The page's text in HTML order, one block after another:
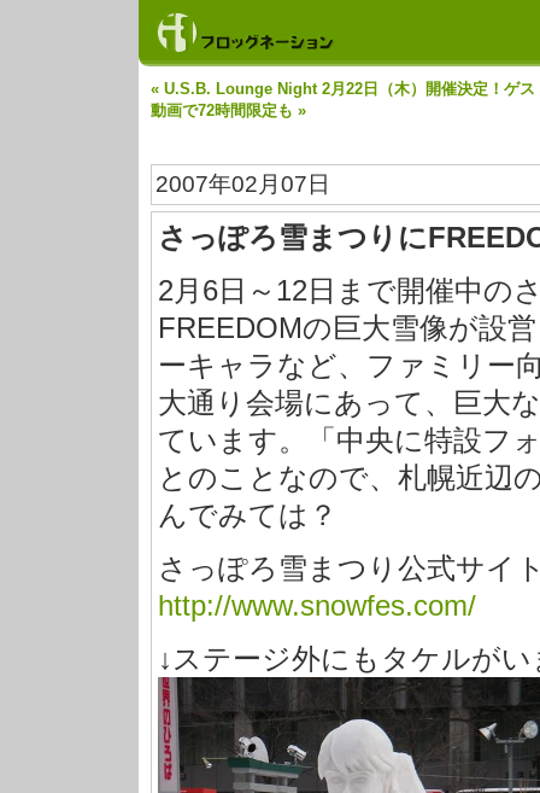
« U.S.B. Lounge Night 2月22日（木）開催決定！ゲ
動画で72時間限定も »
2007年02月07日
さっぽろ雪まつりに
2月6日～12日まで開催中の
FREEDOMの巨大雪像が設
ーキャラなど、ファミリー
大通り会場にあって、巨大
ています。「中央に特設フ
とのことなので、札幌近辺
んでみては？
さっぽろ雪まつり公式サイ
http://www.snowfes.com/
↓ステージ外にもタケルが